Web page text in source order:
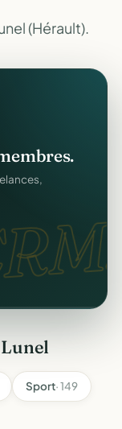
(Hérault).
Sport· 149